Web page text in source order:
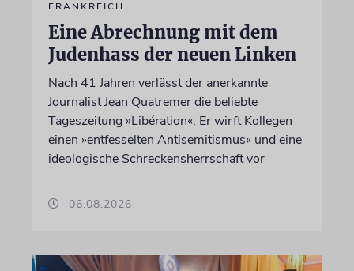
FRANKREICH
Eine Abrechnung mit dem
Judenhass der neuen Linken
Nach 41 Jahren verlässt der anerkannte
Journalist Jean Quatremer die beliebte
Tageszeitung »Libération«. Er wirft Kollegen
einen »entfesselten Antisemitismus« und eine
ideologische Schreckensherrschaft vor
06.08.2026